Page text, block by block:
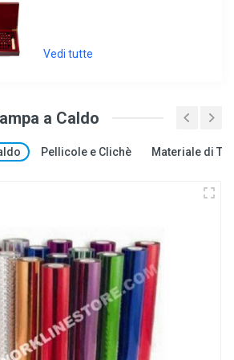
Vedi tutte
a Caldo
Pellicole e Clichè Materiale di